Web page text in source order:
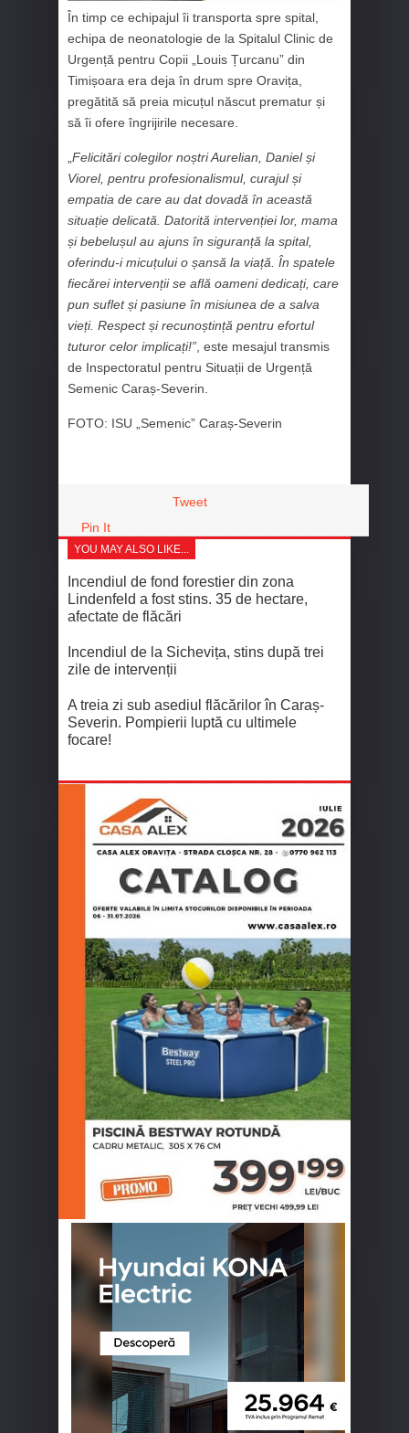
În timp ce echipajul îi transporta spre spital,
echipa de neonatologie de la Spitalul Clinic de
Urgență pentru Copii „Louis Țurcanu” din
Timișoara era deja în drum spre Oravița,
pregătită să preia micuțul născut prematur și
să îi ofere îngrijirile necesare.
Felicitări colegilor noștri Aurelian, Daniel și
Viorel, pentru profesionalismul, curajul și
empatia de care au dat dovadă în această
situație delicată. Datorită intervenției lor, mama
și bebelușul au ajuns în siguranță la spital,
oferindu-i micuțului o șansă la viață. În spatele
fiecărei intervenții se află oameni dedicați, care
pun suflet și pasiune în misiunea de a salva
vieți. Respect și recunoștință pentru efortul
tuturor celor implicați!” , este mesajul transmis
de Inspectoratul pentru Situații de Urgență
Semenic Caraș-Severin.
FOTO: ISU „Semenic” Caraș-Severin
Tweet
Pin It
YOU MAY ALSO LIKE...
Incendiul de fond forestier din zona
Lindenfeld a fost stins. 35 de hectare,
afectate de flăcări
Incendiul de la Sichevița, stins după trei
zile de intervenții
A treia zi sub asediul flăcărilor în Caraș-
Severin. Pompierii luptă cu ultimele
focare!